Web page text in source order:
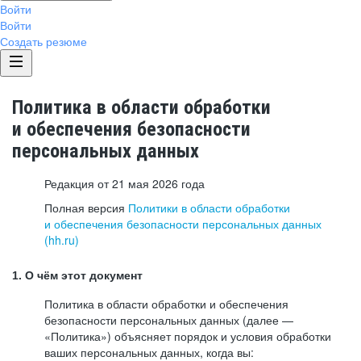
Войти
Войти
Создать резюме
Политика в области обработки
и обеспечения безопасности
персональных данных
Редакция от 21 мая 2026 года
Полная версия Политики в области обработки
и обеспечения безопасности персональных данных
(hh.ru)
1. О чём этот документ
Политика в области обработки и обеспечения
безопасности персональных данных (далее —
«Политика») объясняет порядок и условия обработки
ваших персональных данных, когда вы: